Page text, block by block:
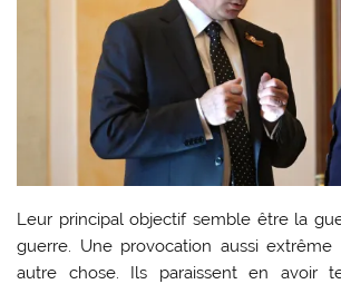
Leur principal objectif semble être la
guerre. Une provocation aussi
autre chose. Ils paraissent en avoir